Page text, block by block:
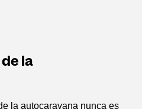
la
la autocaravana nunca es